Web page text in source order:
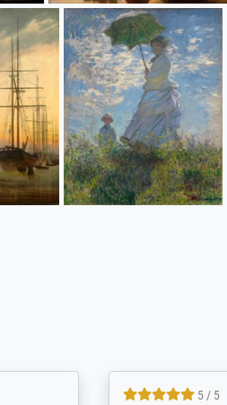
5 / 5